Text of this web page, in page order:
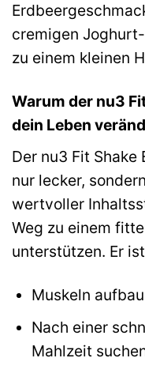
cremigen
zu einem kleinen
Warum der nu3
dein Leben
Der nu3 Fit
nur lecker,
wertvoller
Weg zu einem
unterstützen. Er
Muskeln
Nach einer
Mahlzeit